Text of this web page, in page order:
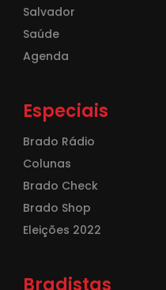
Salvador
Saúde
Agenda
Especiais
Brado Rádio
Colunas
Brado Check
Brado Shop
Eleições 2022
Bradistas